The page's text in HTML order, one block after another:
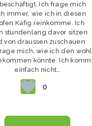
Ich frage mich
immer, wie ich in diesen
Käfig reinkomme. Ich
stundenlang davor sitzen
von draussen zuschauen
mich, wie ich den wohl
könnte. Ich komm
einfach nicht…
0